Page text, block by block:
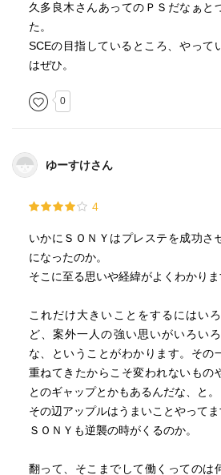
久多良木さんあってのＰＳだなぁと
た。
SCEの目指しているところ、やって
はぜひ。
0
ゆーすけさん
4
いかにＳＯＮＹはプレステを成功さ
になったのか。
そこに至る思いや経緯がよくわかりま
これだけ大きいことをするにはい
ど、案外一人の強い思いがいろい
な、ということがわかります。その
重ねてきたからこそ変われないもの
とのギャップとかもあるんだな、と。
その辺アップルはうまいことやってま
ＳＯＮＹも逆襲の時がくるのか。
翻って、そこまでして働くってのは